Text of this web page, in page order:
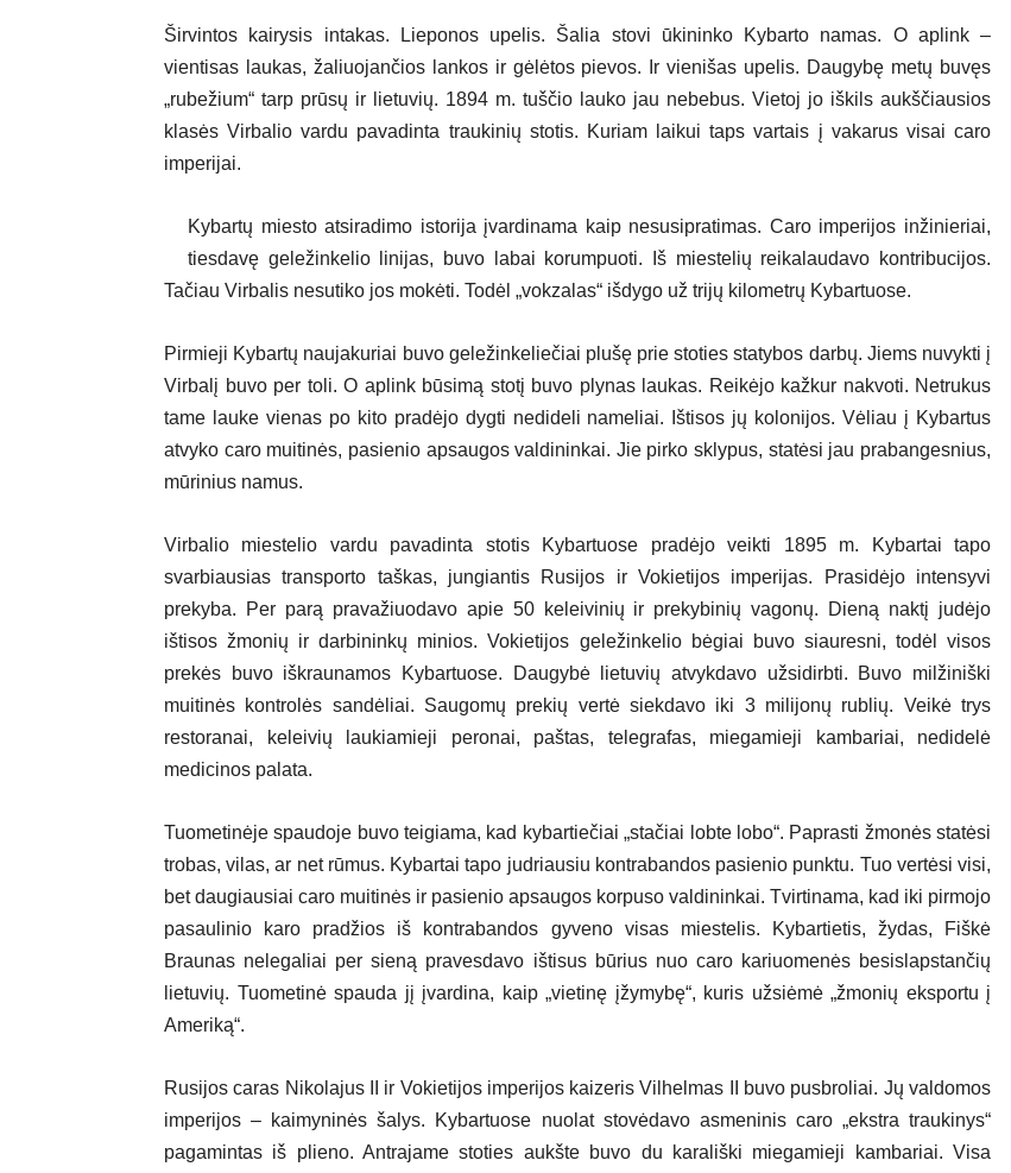
Širvintos kairysis intakas. Lieponos upelis. Šalia stovi ūkininko Kybarto namas. O aplink –
vientisas laukas, žaliuojančios lankos ir gėlėtos pievos. Ir vienišas upelis. Daugybę metų buvęs
„rubežium“ tarp prūsų ir lietuvių. 1894 m. tuščio lauko jau nebebus. Vietoj jo iškils aukščiausios
klasės Virbalio vardu pavadinta traukinių stotis. Kuriam laikui taps vartais į vakarus visai caro
imperijai.
Kybartų miesto atsiradimo istorija įvardinama kaip nesusipratimas. Caro imperijos inžinieriai,
tiesdavę geležinkelio linijas, buvo labai korumpuoti. Iš miestelių reikalaudavo kontribucijos.
Tačiau Virbalis nesutiko jos mokėti. Todėl „vokzalas“ išdygo už trijų kilometrų Kybartuose.
Pirmieji Kybartų naujakuriai buvo geležinkeliečiai plušę prie stoties statybos darbų. Jiems nuvykti į
Virbalį buvo per toli. O aplink būsimą stotį buvo plynas laukas. Reikėjo kažkur nakvoti. Netrukus
tame lauke vienas po kito pradėjo dygti nedideli nameliai. Ištisos jų kolonijos. Vėliau į Kybartus
atvyko caro muitinės, pasienio apsaugos valdininkai. Jie pirko sklypus, statėsi jau prabangesnius,
mūrinius namus.
Virbalio miestelio vardu pavadinta stotis Kybartuose pradėjo veikti 1895 m. Kybartai tapo
svarbiausias transporto taškas, jungiantis Rusijos ir Vokietijos imperijas. Prasidėjo intensyvi
prekyba. Per parą pravažiuodavo apie 50 keleivinių ir prekybinių vagonų. Dieną naktį judėjo
ištisos žmonių ir darbininkų minios. Vokietijos geležinkelio bėgiai buvo siauresni, todėl visos
prekės buvo iškraunamos Kybartuose. Daugybė lietuvių atvykdavo užsidirbti. Buvo milžiniški
muitinės kontrolės sandėliai. Saugomų prekių vertė siekdavo iki 3 milijonų rublių. Veikė trys
restoranai, keleivių laukiamieji peronai, paštas, telegrafas, miegamieji kambariai, nedidelė
medicinos palata.
Tuometinėje spaudoje buvo teigiama, kad kybartiečiai „stačiai lobte lobo“. Paprasti žmonės statėsi
trobas, vilas, ar net rūmus. Kybartai tapo judriausiu kontrabandos pasienio punktu. Tuo vertėsi visi,
bet daugiausiai caro muitinės ir pasienio apsaugos korpuso valdininkai. Tvirtinama, kad iki pirmojo
pasaulinio karo pradžios iš kontrabandos gyveno visas miestelis. Kybartietis, žydas, Fiškė
Braunas nelegaliai per sieną pravesdavo ištisus būrius nuo caro kariuomenės besislapstančių
lietuvių. Tuometinė spauda jį įvardina, kaip „vietinę įžymybę“, kuris užsiėmė „žmonių eksportu į
Ameriką“.
Rusijos caras Nikolajus II ir Vokietijos imperijos kaizeris Vilhelmas II buvo pusbroliai. Jų valdomos
imperijos – kaimyninės šalys. Kybartuose nuolat stovėdavo asmeninis caro „ekstra traukinys“
pagamintas iš plieno. Antrajame stoties aukšte buvo du karališki miegamieji kambariai. Visa